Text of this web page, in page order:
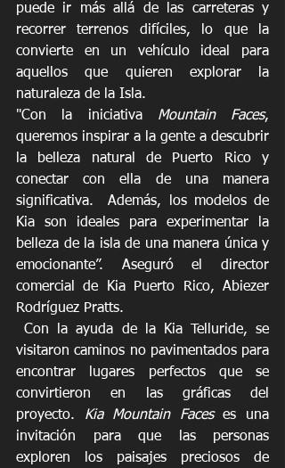
puede ir más allá de las carreteras y
recorrer terrenos difíciles, lo que la
convierte en un vehículo ideal para
aquellos que quieren explorar la
naturaleza de la Isla.
"Con la iniciativa Mountain Faces,
queremos inspirar a la gente a descubrir
la belleza natural de Puerto Rico y
conectar con ella de una manera
significativa.  Además, los modelos de
Kia son ideales para experimentar la
belleza de la isla de una manera única y
emocionante”. Aseguró el director
comercial de Kia Puerto Rico, Abiezer
Rodríguez Pratts.
Con la ayuda de la Kia Telluride, se
visitaron caminos no pavimentados para
encontrar lugares perfectos que se
convirtieron en las gráficas del
proyecto. Kia Mountain Faces es una
invitación para que las personas
exploren los paisajes preciosos de